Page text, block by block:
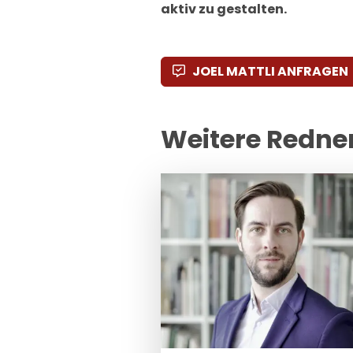
aktiv zu gestalten.
JOEL MATTLI ANFRAGEN
Weitere